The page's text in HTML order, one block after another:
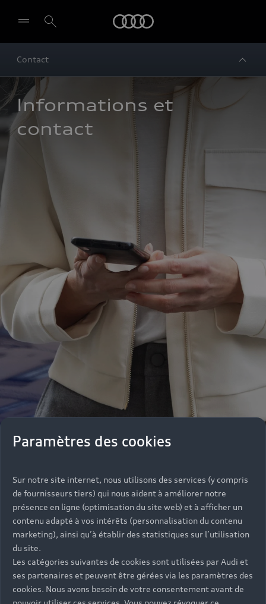
Paramètres des cookies
Sur notre site internet, nous utilisons des services (y compris
de fournisseurs tiers) qui nous aident à améliorer notre
présence en ligne (optimisation du site web) et à afficher un
contenu adapté à vos intérêts (personnalisation du contenu
marketing), ainsi qu’à établir des statistiques sur l’utilisation
du site.
Les catégories suivantes de cookies sont utilisées par Audi et
ses partenaires et peuvent être gérées via les paramètres des
cookies. Nous avons besoin de votre consentement avant de
Contact
Informations et
contact
Notre équipe de professionnels se tient de
nouveau à votre disposition pour vous informer,
vous conseiller dans vos achats parmi une large
gamme de véhicules ou répondre à vos questions